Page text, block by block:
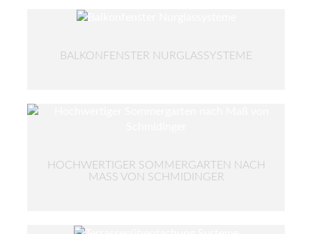
BALKONFENSTER NURGLASSYSTEME
HOCHWERTIGER SOMMERGARTEN NACH
MASS VON SCHMIDINGER